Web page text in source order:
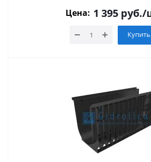
Цена: 1 395руб./
Купить